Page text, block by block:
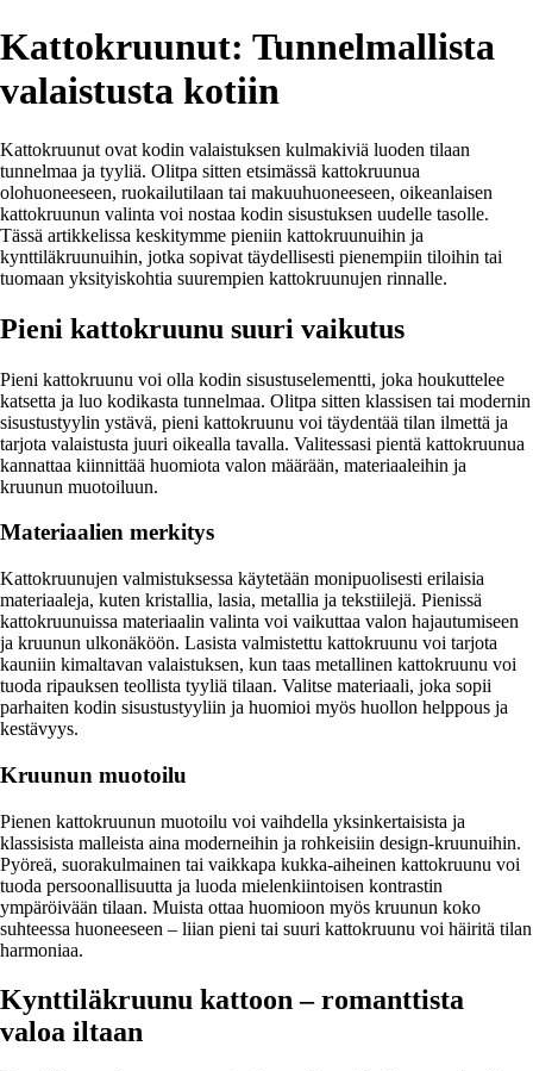
Kattokruunut: Tunnelmallista
valaistusta kotiin
Kattokruunut ovat kodin valaistuksen kulmakiviä luoden tilaan
tunnelmaa ja tyyliä. Olitpa sitten etsimässä kattokruunua
olohuoneeseen, ruokailutilaan tai makuuhuoneeseen, oikeanlaisen
kattokruunun valinta voi nostaa kodin sisustuksen uudelle tasolle.
Tässä artikkelissa keskitymme pieniin kattokruunuihin ja
kynttiläkruunuihin, jotka sopivat täydellisesti pienempiin tiloihin tai
tuomaan yksityiskohtia suurempien kattokruunujen rinnalle.
Pieni kattokruunu suuri vaikutus
Pieni kattokruunu voi olla kodin sisustuselementti, joka houkuttelee
katsetta ja luo kodikasta tunnelmaa. Olitpa sitten klassisen tai modernin
sisustustyylin ystävä, pieni kattokruunu voi täydentää tilan ilmettä ja
tarjota valaistusta juuri oikealla tavalla. Valitessasi pientä kattokruunua
kannattaa kiinnittää huomiota valon määrään, materiaaleihin ja
kruunun muotoiluun.
Materiaalien merkitys
Kattokruunujen valmistuksessa käytetään monipuolisesti erilaisia
materiaaleja, kuten kristallia, lasia, metallia ja tekstiilejä. Pienissä
kattokruunuissa materiaalin valinta voi vaikuttaa valon hajautumiseen
ja kruunun ulkonäköön. Lasista valmistettu kattokruunu voi tarjota
kauniin kimaltavan valaistuksen, kun taas metallinen kattokruunu voi
tuoda ripauksen teollista tyyliä tilaan. Valitse materiaali, joka sopii
parhaiten kodin sisustustyyliin ja huomioi myös huollon helppous ja
kestävyys.
Kruunun muotoilu
Pienen kattokruunun muotoilu voi vaihdella yksinkertaisista ja
klassisista malleista aina moderneihin ja rohkeisiin design-kruunuihin.
Pyöreä, suorakulmainen tai vaikkapa kukka-aiheinen kattokruunu voi
tuoda persoonallisuutta ja luoda mielenkiintoisen kontrastin
ympäröivään tilaan. Muista ottaa huomioon myös kruunun koko
suhteessa huoneeseen – liian pieni tai suuri kattokruunu voi häiritä tilan
harmoniaa.
Kynttiläkruunu kattoon – romanttista
valoa iltaan